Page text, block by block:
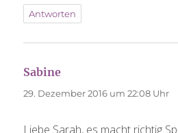
Antworten
Sabine
29. Dezember 2016 um 22:08 Uhr
Liebe Sarah, es macht richtig